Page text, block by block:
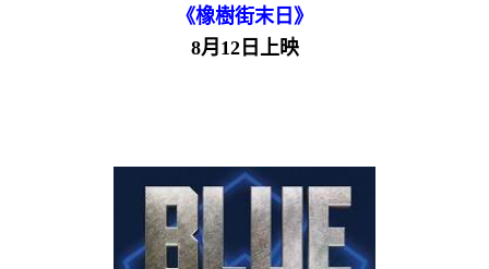
《橡樹街末日》
8月12日上映